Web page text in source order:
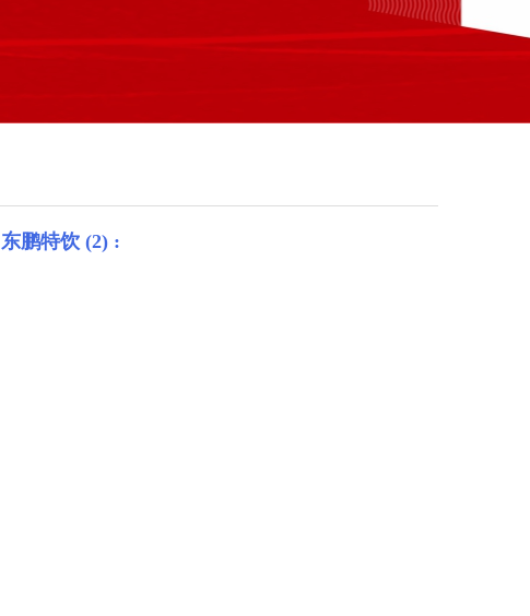
东鹏特饮 (2) :